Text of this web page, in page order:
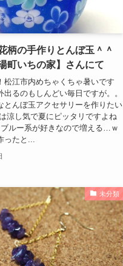
柄の手作りとんぼ玉＾＾
町いちの家】さんにて
松江市内めちゃくちゃ暑いです
るのもしんどい毎日ですが。。
とんぼ玉アクセサリーを作りたい
涼し気で夏にピッタリですよね
ルー系が好きなので増える…ｗ
ったと...
未分類